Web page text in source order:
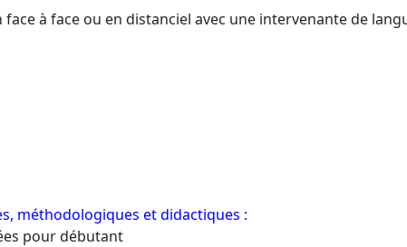
face à face ou en distanciel avec une intervenante de
méthodologiques et didactiques :
pour débutant